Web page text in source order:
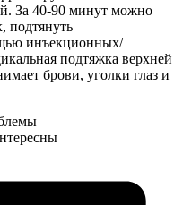
За 40-90 минут можно
подтянуть
инъекционных/
подтяжка верхней
брови, уголки глаз и